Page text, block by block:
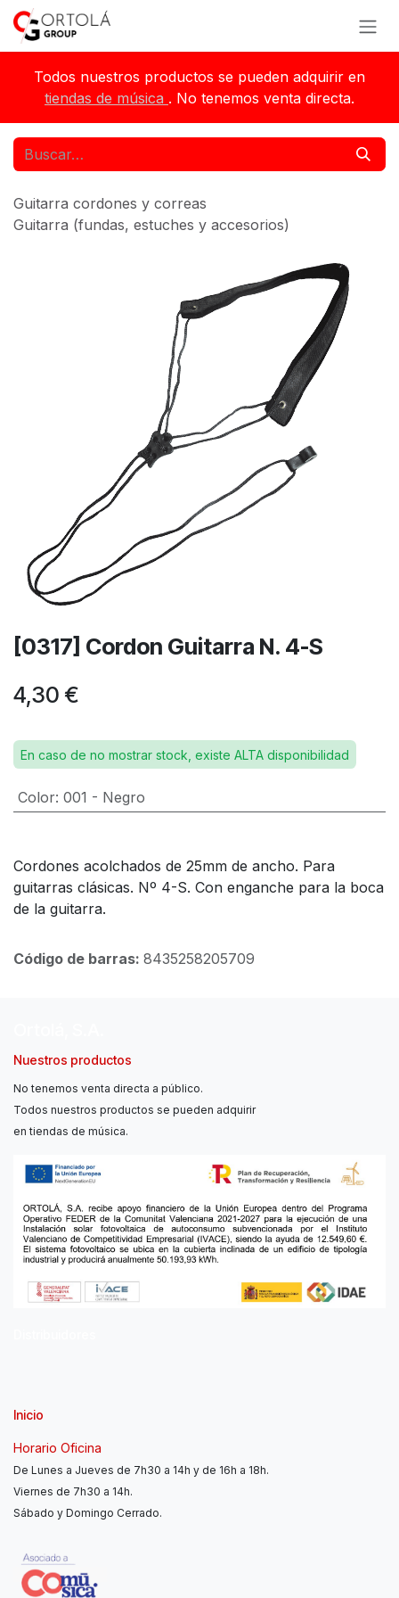
Ir al contenido
Todos nuestros productos se pueden adquirir en
tiendas de música . No tenemos venta directa.
Guitarra cordones y correas
Guitarra (fundas, estuches y accesorios)
[0317] Cordon Guitarra N. 4-S
4,30 €
En caso de no mostrar stock, existe ALTA disponibilidad
Color: 001 - Negro
Cordones acolchados de 25mm de ancho. Para
guitarras clásicas. Nº 4-S. Con enganche para la boca
de la guitarra.
Código de barras: 8435258205709
Nuestros productos
No tenemos venta directa a público.
Todos nuestros productos se pueden adquirir
en tiendas de música.
Inicio
Horario Oficina
De Lunes a Jueves de 7h30 a 14h y de 16h a 18h.
Viernes de 7h30 a 14h.
Sábado y Domingo Cerrado.